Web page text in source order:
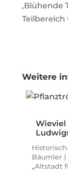
,Blühende
Teilbereich
Weitere
Wieviel
Bäumler
„Altstadt